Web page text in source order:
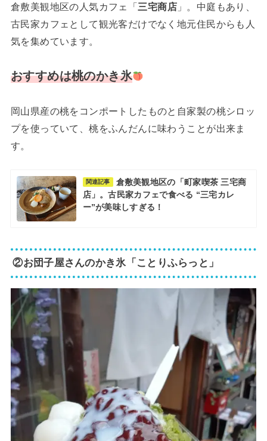
倉敷美観地区の人気カフェ「三宅商店」。中庭もあり、
古民家カフェとして観光客だけでなく地元住民からも人
気を集めています。
おすすめは桃のかき氷
岡山県産の桃をコンポートしたものと自家製の桃シロッ
プを使っていて、桃をふんだんに味わうことが出来ま
す。
関連記事
倉敷美観地区の「町家喫茶 三宅商
店」。古民家カフェで食べる “三宅カレ
ー”が美味しすぎる！
②お団子屋さんのかき氷「ことりふらっと」